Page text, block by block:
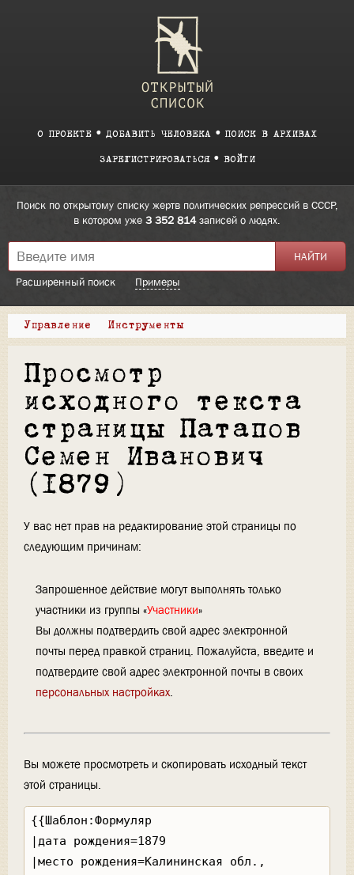
О ПРОЕКТЕ ДОБАВИТЬ ЧЕЛОВЕКА ПОИСК В АРХИВАХ
ЗАРЕГИСТРИРОВАТЬСЯ ВОЙТИ
Поиск по открытому списку жертв политических репрессий в СССР,
в котором уже 3 352 814записей о людях.
Расширенный поиск Примеры
Управление Инструменты
Просмотр
исходного текста
страницы Патапов
Семен Иванович
(1879)
У вас нет прав на редактирование этой страницы по
следующим причинам:
Запрошенное действие могут выполнять только
участники из группы «Участники»
Вы должны подтвердить свой адрес электронной
почты перед правкой страниц. Пожалуйста, введите и
подтвердите свой адрес электронной почты в своих
персональных настройках.
Вы можете просмотреть и скопировать исходный текст
этой страницы.